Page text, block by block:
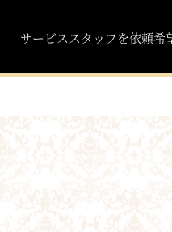
サービススタッフを依頼希